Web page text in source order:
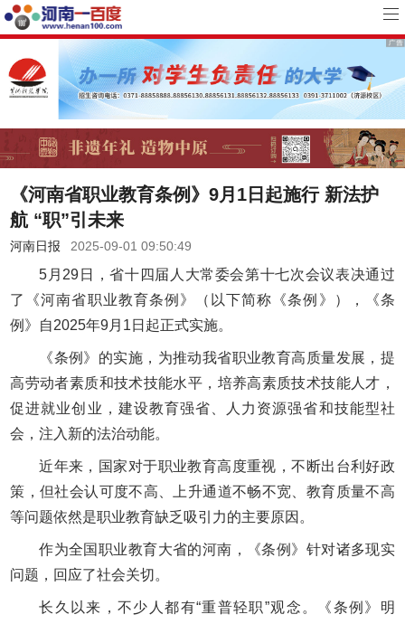
《河南省职业教育条例》9月1日起施行 新法护
航 “职”引未来
河南日报 2025-09-01 09:50:49
5月29日，省十四届人大常委会第十七次会议表决通过
了《河南省职业教育条例》（以下简称《条例》），《条
例》自2025年9月1日起正式实施。
《条例》的实施，为推动我省职业教育高质量发展，提
高劳动者素质和技术技能水平，培养高素质技术技能人才，
促进就业创业，建设教育强省、人力资源强省和技能型社
会，注入新的法治动能。
近年来，国家对于职业教育高度重视，不断出台利好政
策，但社会认可度不高、上升通道不畅不宽、教育质量不高
等问题依然是职业教育缺乏吸引力的主要原因。
作为全国职业教育大省的河南，《条例》针对诸多现实
问题，回应了社会关切。
长久以来，不少人都有“重普轻职”观念。《条例》明